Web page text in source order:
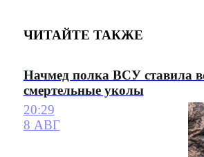
ЧИТАЙТЕ ТАКЖЕ
Начмед полка ВСУ ставила
смертельные уколы
20:29
8 АВГ